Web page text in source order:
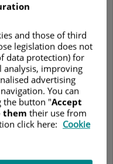
and those of third
legislation does not
data protection) for
analysis, improving
advertising
You can
the button "Accept
them their use from
click here: Cookie